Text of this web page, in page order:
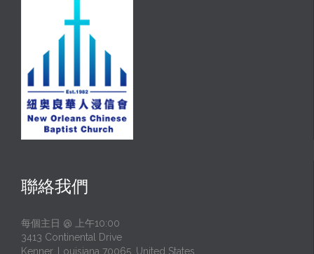
聯絡我們
每個主日 @ 上午10:00
3413 Continental Drive
Kenner, Louisiana 70065, United States